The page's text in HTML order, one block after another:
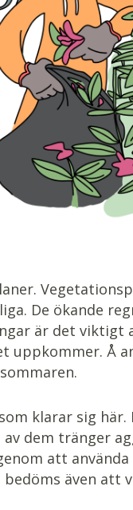
De ökande
är det viktigt
Å
klarar sig
dem tränger
att
även att